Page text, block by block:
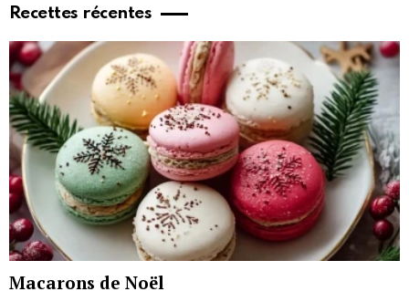
Recettes récentes
Macarons de Noël